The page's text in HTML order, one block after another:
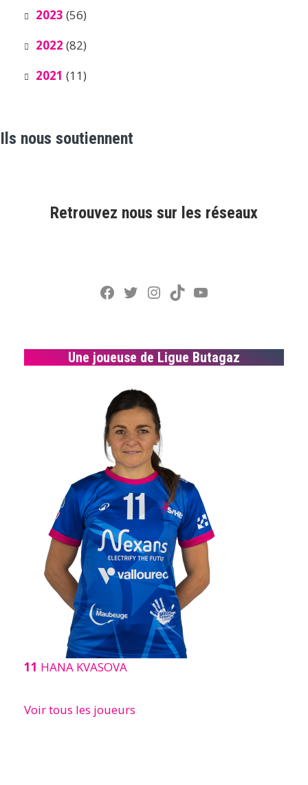
2023 (56)
2022 (82)
2021 (11)
Ils nous soutiennent
Retrouvez nous sur les réseaux
Facebook
Twitter
Instagram
TikTokYouTube
Une joueuse de Ligue Butagaz
11 HANA KVASOVA
Voir tous les joueurs